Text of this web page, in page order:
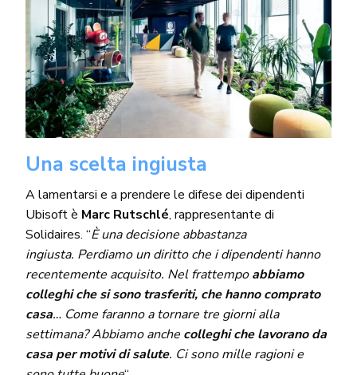
Una scelta ingiusta
A lamentarsi e a prendere le difese dei dipendenti
Ubisoft è Marc Rutschlé, rappresentante di
Solidaires. “È una decisione abbastanza
ingiusta. Perdiamo un diritto che i dipendenti hanno
recentemente acquisito. Nel frattempoabbiamo
colleghi che si sono trasferiti, che hanno comprato
casa… Come faranno a tornare tre giorni alla
settimana? Abbiamo anche colleghi che lavorano da
casa per motivi di salute. Ci sono mille ragioni e